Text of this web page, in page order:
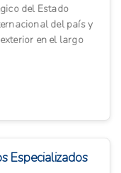
del Estado
del país y
en el largo
Especializados